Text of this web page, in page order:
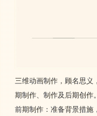
三维动画制作，顾名思义
期制作、制作及后期创作
前期制作：准备背景措施